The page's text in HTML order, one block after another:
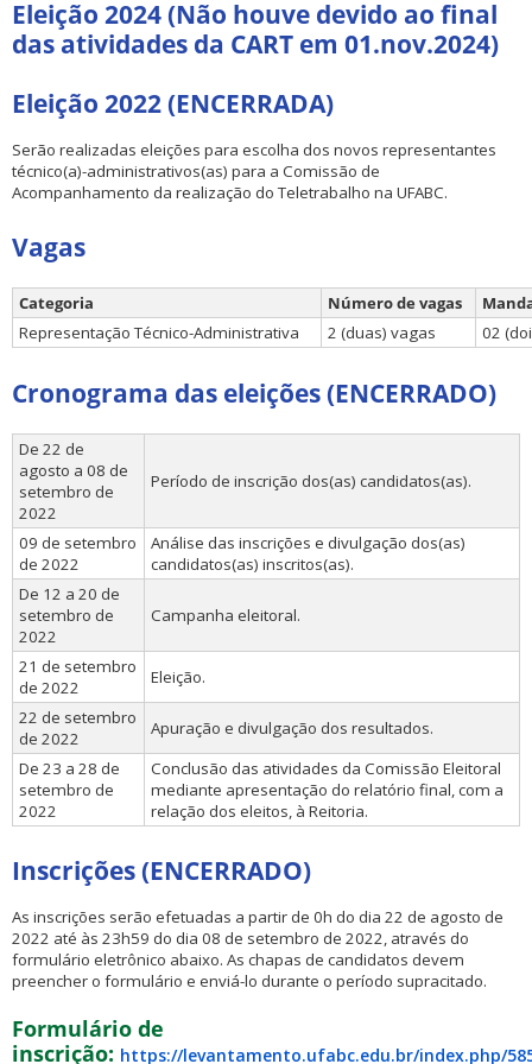
Eleição 2024 (Não houve devido ao final
das atividades da CART em 01.nov.2024)
Eleição 2022 (ENCERRADA)
Serão realizadas eleições para escolha dos novos representantes
técnico(a)-administrativos(as) para a Comissão de
Acompanhamento da realização do Teletrabalho na UFABC.
Vagas
Categoria Número de vagas
Representação Técnico-Administrativa
2 (duas) vagas 02
Cronograma das eleições (ENCERRADO)
De 22 de
agosto a 08 de
setembro de
2022
Período de inscrição dos(as) candidatos(as).
09 de setembro
de 2022
Análise das inscrições e divulgação dos(as)
candidatos(as) inscritos(as).
De 12 a 20 de
setembro de
2022
Campanha eleitoral.
21 de setembro
de 2022
Eleição.
22 de setembro
de 2022
Apuração e divulgação dos resultados.
De 23 a 28 de
setembro de
2022
Conclusão das atividades da Comissão Eleitoral
mediante apresentação do relatório final, com a
relação dos eleitos, à Reitoria.
Inscrições (ENCERRADO)
As inscrições serão efetuadas a partir de 0h do dia 22 de agosto de
2022 até às 23h59 do dia 08 de setembro de 2022, através do
formulário eletrônico abaixo. As chapas de candidatos devem
preencher o formulário e enviá-lo durante o período supracitado.
Formulário de
inscrição: https://levantamento.ufabc.edu.br/index.php/